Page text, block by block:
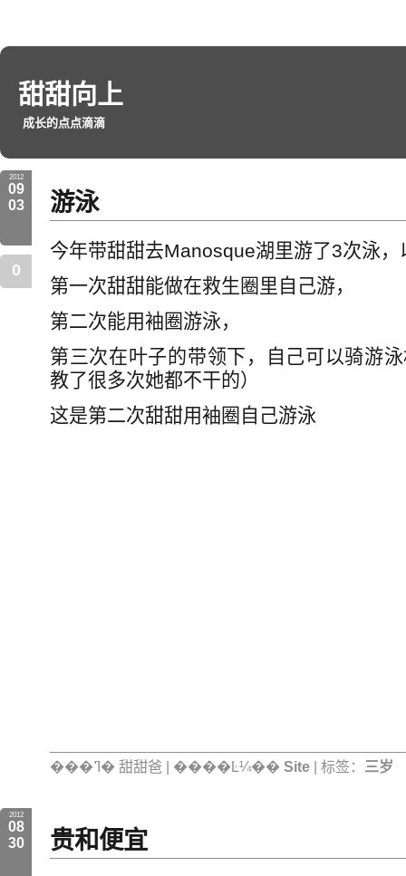
甜甜向上
成长的点点滴滴
2012
09
03
0
游泳
今年带甜甜去Manosque湖里游了3次泳
第一次甜甜能做在救生圈里自己游，
第二次能用袖圈游泳，
第三次在叶子的带领下，自己可以骑游
教了很多次她都不干的）
这是第二次甜甜用袖圈自己游泳
���ߣ� 甜甜爸 | ����Ŀ¼�� Site | 标签： 三岁
2012
08
30
贵和便宜